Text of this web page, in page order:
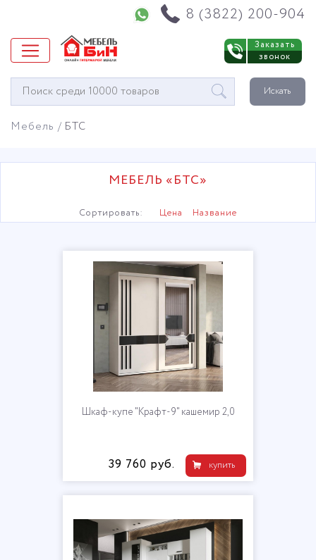
8 (3822) 200-904
Заказать
звонок
Окно
поиска
Искать
Мебель БТС
МЕБЕЛЬ «БТС»
Сортировать: Цена Название
Шкаф-купе "Крафт-9" кашемир 2,0
купить
39 760 руб.